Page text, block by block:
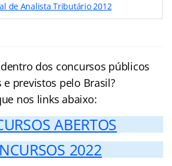
de Analista Tributário 2012
dos concursos públicos
e previstos pelo Brasil?
nos links abaixo:
ABERTOS
2022